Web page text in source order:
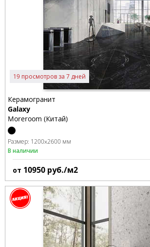
19 просмотров за 7 дней
Керамогранит
Galaxy
Moreroom (Китай)
Размер: 1200x2600 мм
В наличии
от 10950 руб./м2